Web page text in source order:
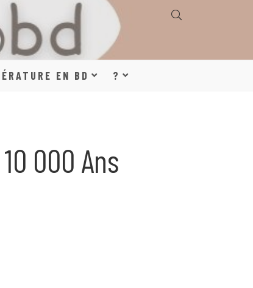
DESSINÉE
EN BD ?
000 Ans